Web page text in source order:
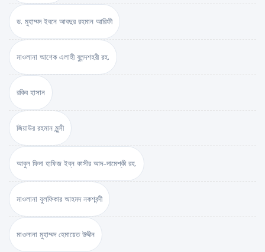
ড. মুহাম্মদ ইবনে আবদুর রহমান আরিফী
মাওলানা আশেক এলাহী বুলন্দশহরী রহ.
রকিব হাসান
জিয়াউর রহমান মুন্সী
আবুল ফিদা হাফিজ ইব্‌ন কাসীর আদ-দামেশ্‌কী রহ.
মাওলানা যুলফিকার আহমদ নকশবন্দী
মাওলানা মুহাম্মদ হেমায়েত উদ্দীন